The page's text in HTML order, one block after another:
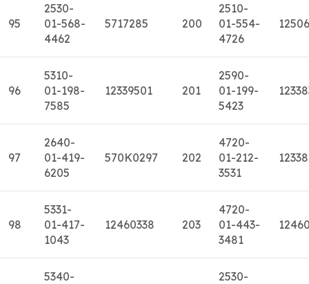
95
2530-
01-568-
4462
5717285 200
2510-
01-554-
4726
96
5310-
01-198-
7585
12339501 201
2590-
01-199-
5423
97
2640-
01-419-
6205
570K0297 202
4720-
01-212-
3531
98
5331-
01-417-
1043
12460338 203
4720-
01-443-
3481
5340- 2530-